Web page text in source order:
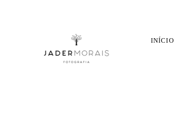
INÍCIO